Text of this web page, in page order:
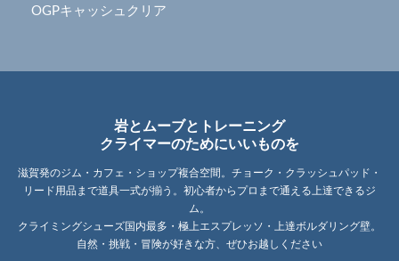
OGPキャッシュクリア
岩とムーブとトレーニング
クライマーのためにいいものを
滋賀発のジム・カフェ・ショップ複合空間。チョーク・クラッシュパッド・
リード用品まで道具一式が揃う。初心者からプロまで通える上達できるジ
ム。
クライミングシューズ国内最多・極上エスプレッソ・上達ボルダリング壁。
自然・挑戦・冒険が好きな方、ぜひお越しください